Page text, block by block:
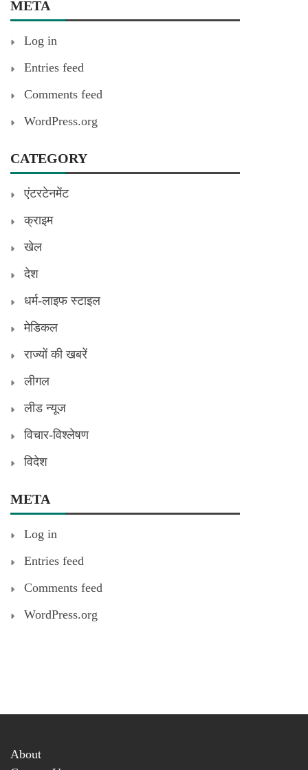
META
Log in
Entries feed
Comments feed
WordPress.org
CATEGORY
एंटरटेनमेंट
क्राइम
खेल
देश
धर्म-लाइफ स्टाइल
मेडिकल
राज्यों की खबरें
लीगल
लीड न्यूज
विचार-विश्लेषण
विदेश
META
Log in
Entries feed
Comments feed
WordPress.org
About